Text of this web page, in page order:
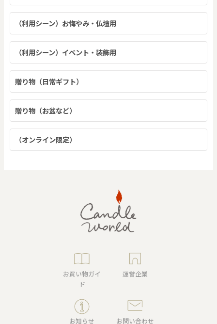
（利用シーン）お悔やみ・仏壇用
（利用シーン）イベント・装飾用
贈り物（日常ギフト）
贈り物（お盆など）
（オンライン限定）
お買い物ガイ
ド
運営企業
お知らせ お問い合わせ